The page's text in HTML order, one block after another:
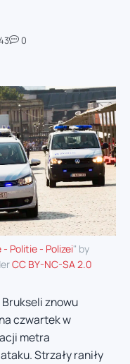
0
- Politie - Polizei" by
CC BY-NC-SA 2.0
znowu
czwartek w
metra
Strzały raniły